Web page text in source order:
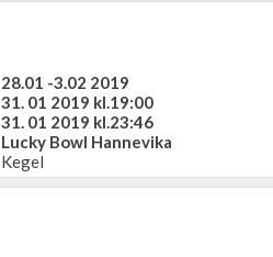
28.01 -3.02 2019
31. 01 2019 kl.19:00
31. 01 2019 kl.23:46
Lucky Bowl Hannevika
Kegel